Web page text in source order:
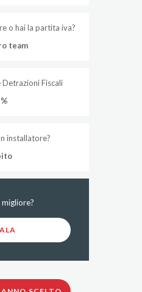
o hai la partita iva?
team
Fiscali
installatore?